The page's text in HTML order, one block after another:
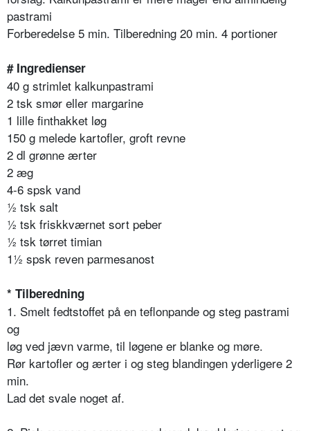
pastrami
Forberedelse 5 min. Tilberedning 20 min. 4 portioner
# Ingredienser
40 g strimlet kalkunpastrami
2 tsk smør eller margarine
1 lille finthakket løg
150 g melede kartofler, groft revne
2 dl grønne ærter
2 æg
4-6 spsk vand
½ tsk salt
½ tsk friskkværnet sort peber
½ tsk tørret timian
1½ spsk reven parmesanost
* Tilberedning
1. Smelt fedtstoffet på en teflonpande og steg pastrami
og
løg ved jævn varme, til løgene er blanke og møre.
Rør kartofler og ærter i og steg blandingen yderligere 2
min.
Lad det svale noget af.